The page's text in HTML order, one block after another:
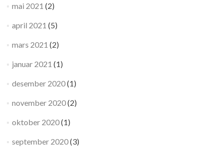
mai 2021 (2)
april 2021 (5)
mars 2021 (2)
januar 2021 (1)
desember 2020(1)
november 2020(2)
oktober 2020(1)
september 2020(3)